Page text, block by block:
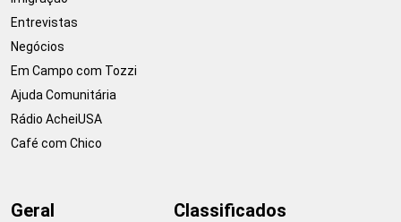
Entrevistas
Negócios
Em Campo com Tozzi
Ajuda Comunitária
Rádio AcheiUSA
Café com Chico
Geral Classificados